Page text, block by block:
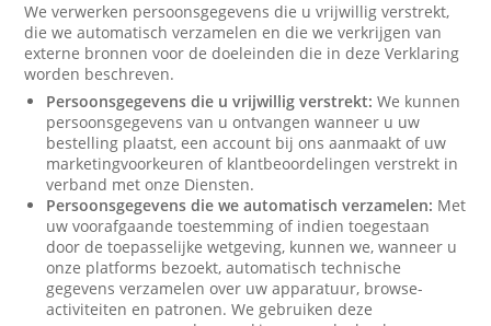
We verwerken persoonsgegevens die u vrijwillig verstrekt,
die we automatisch verzamelen en die we verkrijgen van
externe bronnen voor de doeleinden die in deze Verklaring
worden beschreven.
Persoonsgegevens die u vrijwillig verstrekt: We kunnen
persoonsgegevens van u ontvangen wanneer u uw
bestelling plaatst, een account bij ons aanmaakt of uw
marketingvoorkeuren of klantbeoordelingen verstrekt in
verband met onze Diensten.
Persoonsgegevens die we automatisch verzamelen: Met
uw voorafgaande toestemming of indien toegestaan
door de toepasselijke wetgeving, kunnen we, wanneer u
onze platforms bezoekt, automatisch technische
gegevens verzamelen over uw apparatuur, browse-
activiteiten en patronen. We gebruiken deze